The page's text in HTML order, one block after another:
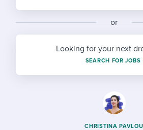
Finding and
Establishing
Digitizing work
Candidate/
Free ebooks &
HR terms
Workable
Modern
or
Looking for your next
SEARCH FOR JOBS
CHRISTINA PAVLOU